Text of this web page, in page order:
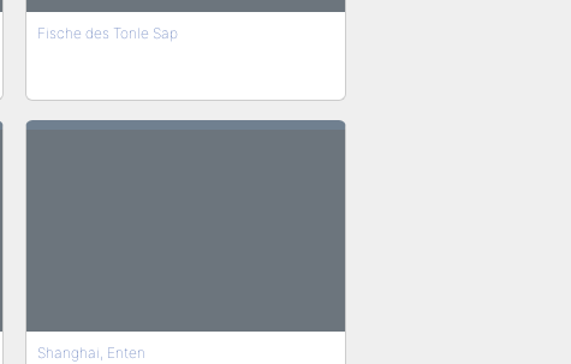
Fische des Tonle Sap
Shanghai, Enten